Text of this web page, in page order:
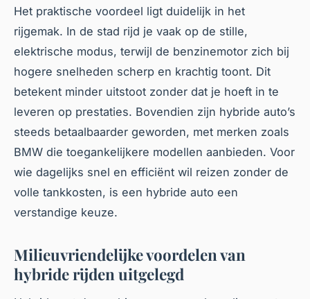
Het praktische voordeel ligt duidelijk in het
rijgemak. In de stad rijd je vaak op de stille,
elektrische modus, terwijl de benzinemotor zich bij
hogere snelheden scherp en krachtig toont. Dit
betekent minder uitstoot zonder dat je hoeft in te
leveren op prestaties. Bovendien zijn hybride auto’s
steeds betaalbaarder geworden, met merken zoals
BMW die toegankelijkere modellen aanbieden. Voor
wie dagelijks snel en efficiënt wil reizen zonder de
volle tankkosten, is een hybride auto een
verstandige keuze.
Milieuvriendelijke voordelen van
hybride rijden uitgelegd